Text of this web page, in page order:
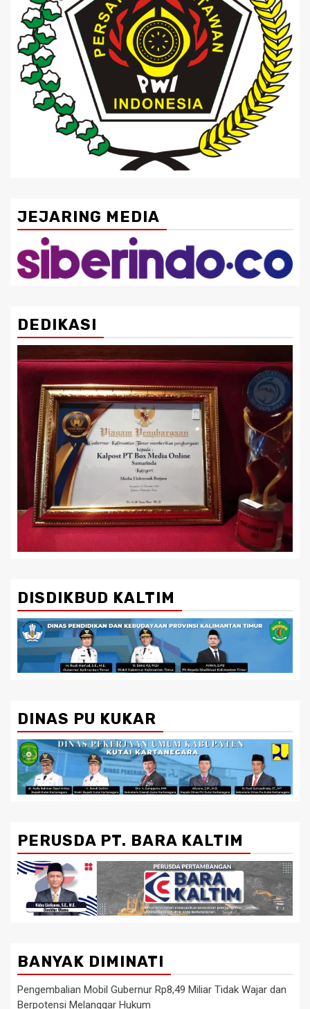
JEJARING MEDIA
DEDIKASI
DISDIKBUD KALTIM
DINAS PU KUKAR
PERUSDA PT. BARA KALTIM
BANYAK DIMINATI
Pengembalian Mobil Gubernur Rp8,49 Miliar Tidak Wajar dan
Berpotensi Melanggar Hukum